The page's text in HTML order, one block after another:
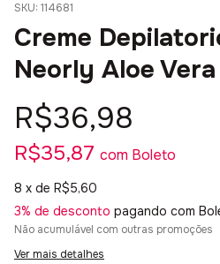
SKU: 114681
Creme
Neorly Aloe Vera
R$36,98
R$35,87 com Boleto
8 x de R$5,60
3% de desconto pagando com
Não acumulável com outras promoções
Ver mais detalhes